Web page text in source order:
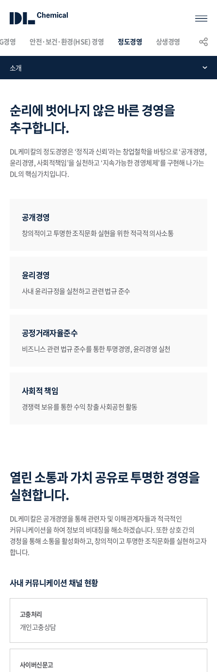
KOR ENG CHN
경영 안전·보건·환경(HSE) 경영 정도경영 상생경영
소개
도
경
영
순리에 벗어나지 않은 바른 경영을
추구합니다.
DL케미칼의 정도경영은 ‘정직과 신뢰’라는 창업철학을 바탕으로 ‘공개경영,
윤리경영, 사회적책임’을 실천하고 ‘지속가능한 경영체제’를 구현해 나가는
DL의 핵심가치입니다.
공개경영
창의적이고 투명한 조직문화 실현을 위한 적극적 의사소통
윤리경영
사내 윤리규정을 실천하고 관련 법규 준수
공정거래자율준수
비즈니스 관련 법규 준수를 통한 투명경영, 윤리경영 실천
사회적 책임
경쟁력 보유를 통한 수익 창출 사회공헌 활동
열린 소통과 가치 공유로 투명한 경영을
실현합니다.
DL케미칼은 공개경영을 통해 관련자 및 이해관계자들과 적극적인
커뮤니케이션을 하여 정보의 비대칭을 해소하겠습니다. 또한 상호 간의
경청을 통해 소통을 활성화하고, 창의적이고 투명한 조직문화를 실현하고자
합니다.
사내 커뮤니케이션 채널 현황
고충처리
개인고충상담
사이버신문고